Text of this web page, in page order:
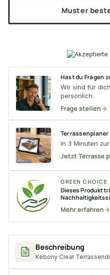
Beschreibung
Kebony Clear
Muster
Hast du Fragen
Wir sind für
persönlich.
Frage stellen
Terrassenplaner
In 3 Minuten
Jetzt Terrasse
GREEN CHOICE
Dieses Produkt
Mehr erfahren